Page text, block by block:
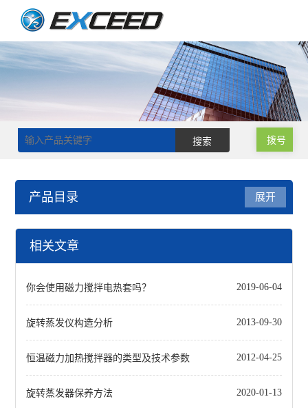
拨号
产品目录
磁力搅拌器
磁力搅拌电热套
磁力搅拌加热锅
多功能磁力搅拌器
展开
相关文章
你会使用磁力搅拌电热套吗？ 2019-06-04
旋转蒸发仪构造分析 2013-09-30
恒温磁力加热搅拌器的类型及技术参数 2012-04-25
旋转蒸发器保养方法 2020-01-13